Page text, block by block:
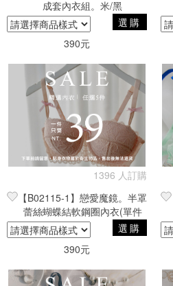
成套內衣組。米/黑
選購
390元
1396 人訂購
【B02115-1】戀愛魔鏡。半罩
蕾絲蝴蝶結軟鋼圈內衣(單件
入)
選購
390元